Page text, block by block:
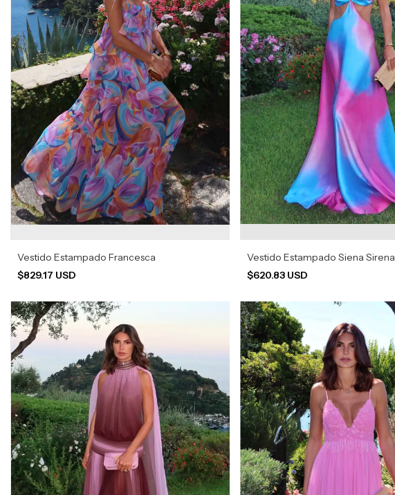
Vestido Estampado Francesca
$829.17 USD
Vestido Estampado Siena Sirena
$620.83 USD